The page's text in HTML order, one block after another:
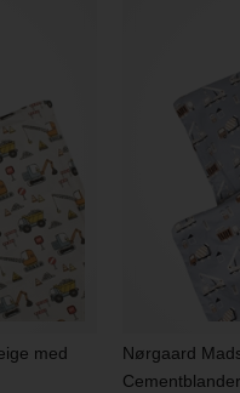
med
Nørgaard
Cementblander